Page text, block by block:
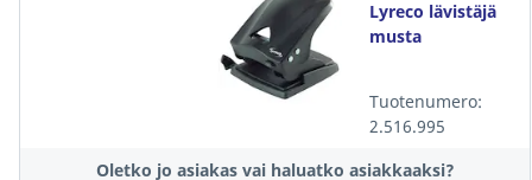
Lyreco lävistäjä
musta
Tuotenumero:
2.516.995
Oletko jo asiakas vai haluatko asiakkaaksi?